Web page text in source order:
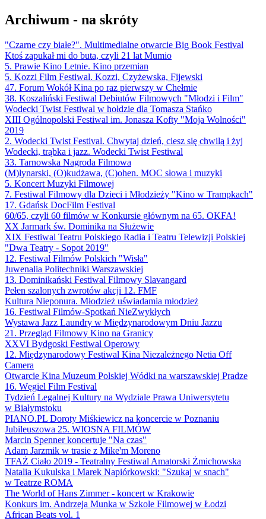
Archiwum - na skróty
"Czarne czy białe?". Multimedialne otwarcie Big Book Festival
Ktoś zapukał mi do buta, czyli 21 lat Mumio
5. Prawie Kino Letnie. Kino przemian
5. Kozzi Film Festiwal. Kozzi, Czyżewska, Fijewski
47. Forum Wokół Kina po raz pierwszy w Chełmie
38. Koszaliński Festiwal Debiutów Filmowych "Młodzi i Film"
Wodecki Twist Festiwal w hołdzie dla Tomasza Stańko
XIII Ogólnopolski Festiwal im. Jonasza Kofty "Moja Wolności"
2019
2. Wodecki Twist Festival. Chwytaj dzień, ciesz się chwilą i żyj
Wodecki, trąbka i jazz. Wodecki Twist Festiwal
33. Tarnowska Nagroda Filmowa
(M)łynarski, (O)kudżawa, (C)ohen. MOC słowa i muzyki
5. Koncert Muzyki Filmowej
7. Festiwal Filmowy dla Dzieci i Młodzieży "Kino w Trampkach"
17. Gdańsk DocFilm Festival
60/65, czyli 60 filmów w Konkursie głównym na 65. OKFA!
XX Jarmark św. Dominika na Służewie
XIX Festiwal Teatru Polskiego Radia i Teatru Telewizji Polskiej
"Dwa Teatry - Sopot 2019"
12. Festiwal Filmów Polskich "Wisła"
Juwenalia Politechniki Warszawskiej
13. Dominikański Festiwal Filmowy Slavangard
Pełen szalonych zwrotów akcji 12. FMF
Kultura Nieponura. Młodzież uświadamia młodzież
16. Festiwal Filmów-Spotkań NieZwykłych
Wystawa Jazz Laundry w Międzynarodowym Dniu Jazzu
21. Przegląd Filmowy Kino na Granicy
XXVI Bydgoski Festiwal Operowy
12. Międzynarodowy Festiwal Kina Niezależnego Netia Off
Camera
Otwarcie Kina Muzeum Polskiej Wódki na warszawskiej Pradze
16. Węgiel Film Festival
Tydzień Legalnej Kultury na Wydziale Prawa Uniwersytetu
w Białymstoku
PIANO.PL Doroty Miśkiewicz na koncercie w Poznaniu
Jubileuszowa 25. WIOSNA FILMÓW
Marcin Spenner koncertuje "Na czas"
Adam Jarzmik w trasie z Mike'm Moreno
TFAŻ Ciało 2019 - Teatralny Festiwal Amatorski Żmichowska
Natalia Kukulska i Marek Napiórkowski: "Szukaj w snach"
w Teatrze ROMA
The World of Hans Zimmer - koncert w Krakowie
Konkurs im. Andrzeja Munka w Szkole Filmowej w Łodzi
African Beats vol. 1